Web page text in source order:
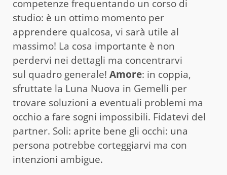
competenze frequentando un corso di
studio: è un ottimo momento per
apprendere qualcosa, vi sarà utile al
massimo! La cosa importante è non
perdervi nei dettagli ma concentrarvi
sul quadro generale! Amore: in coppia,
sfruttate la Luna Nuova in Gemelli per
trovare soluzioni a eventuali problemi ma
occhio a fare sogni impossibili. Fidatevi del
partner. Soli: aprite bene gli occhi: una
persona potrebbe corteggiarvi ma con
intenzioni ambigue.